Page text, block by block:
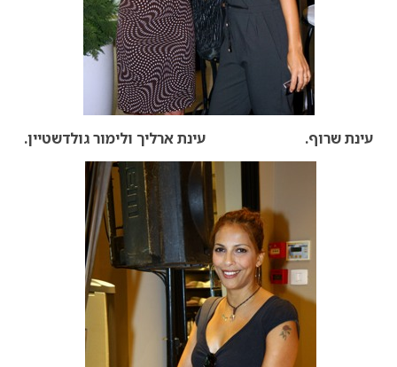
עינת שרוף. עינת ארליך ולימור גולדשטיין.